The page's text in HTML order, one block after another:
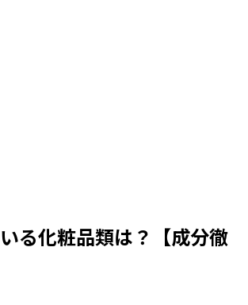
る化粧品類は？【成分徹